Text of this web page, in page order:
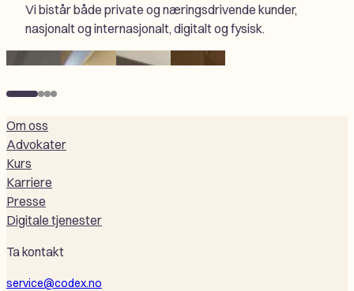
Vi bistår både private og næringsdrivende kunder,
nasjonalt og internasjonalt, digitalt og fysisk.
TrappeoppgangInngangsparti
Ta kontakt
service@codex.no
Om oss
Advokater
Kurs
Karriere
Presse
Digitale tjenester